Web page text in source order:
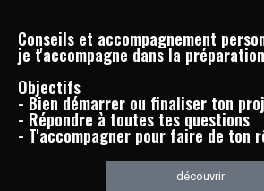
Conseils et accompagnement
je t'accompagne dans la
Objectifs
- Bien démarrer ou finaliser ton
- Répondre à toutes tes questions
- T'accompagner pour faire de ton
découvrir